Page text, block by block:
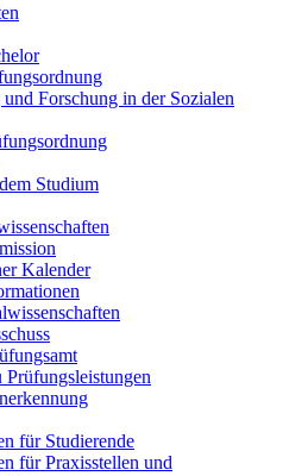
Forschung in der Sozialen
Studium
Kalender
für Studierende
für Praxisstellen und